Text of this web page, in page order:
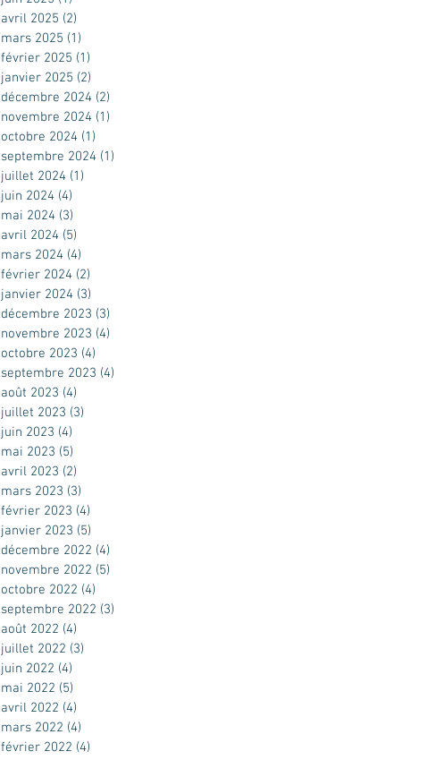
avril 2025 (2)
mars 2025 (1)
février 2025 (1)
janvier 2025 (2)
décembre 2024 (2)
novembre 2024 (1)
octobre 2024 (1)
septembre 2024 (1)
juillet 2024 (1)
juin 2024 (4)
mai 2024 (3)
avril 2024 (5)
mars 2024 (4)
février 2024 (2)
janvier 2024 (3)
décembre 2023 (3)
novembre 2023 (4)
octobre 2023 (4)
septembre 2023 (4)
août 2023 (4)
juillet 2023 (3)
juin 2023 (4)
mai 2023 (5)
avril 2023 (2)
mars 2023 (3)
février 2023 (4)
janvier 2023 (5)
décembre 2022 (4)
novembre 2022 (5)
octobre 2022 (4)
septembre 2022 (3)
août 2022 (4)
juillet 2022 (3)
juin 2022 (4)
mai 2022 (5)
avril 2022 (4)
mars 2022 (4)
février 2022 (4)